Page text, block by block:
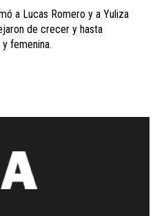
a Lucas Romero y a Yuliza
de crecer y hasta
femenina.